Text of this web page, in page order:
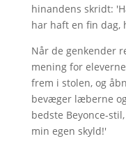
hinandens skridt:
har haft en fin dag,
Når de genkender
mening for
frem i stolen, og
bevæger læberne
bedste Beyonce-
min egen skyld!'